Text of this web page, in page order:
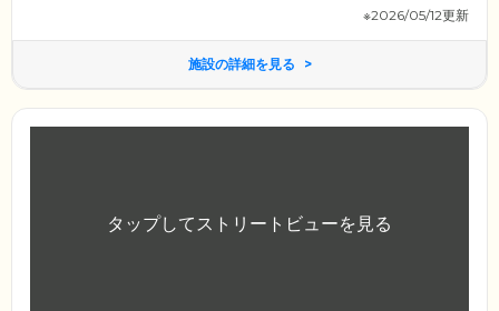
※2026/05/12更新
施設の詳細を見る